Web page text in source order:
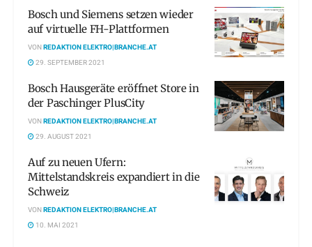
Bosch und Siemens setzen wieder
auf virtuelle FH-Plattformen
VONREDAKTION ELEKTRO|BRANCHE.AT
29. SEPTEMBER 2021
Bosch Hausgeräte eröffnet Store in
der Paschinger PlusCity
VONREDAKTION ELEKTRO|BRANCHE.AT
29. AUGUST 2021
Auf zu neuen Ufern:
Mittelstandskreis expandiert in die
Schweiz
VONREDAKTION ELEKTRO|BRANCHE.AT
10. MAI 2021